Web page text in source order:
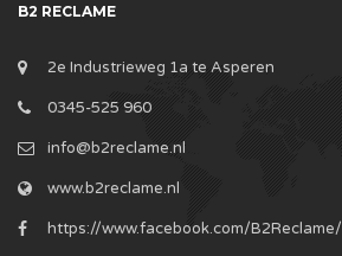
B2 RECLAME
2e Industrieweg 1a te Asperen
0345-525 960
info@b2reclame.nl
www.b2reclame.nl
https://www.facebook.com/B2Reclame/